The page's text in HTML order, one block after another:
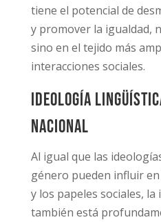
tiene el potencial de
y promover la igualdad,
sino en el tejido más
interacciones sociales.
Ideología
nacional
Al igual que las
género pueden influir
y los papeles sociales,
también está